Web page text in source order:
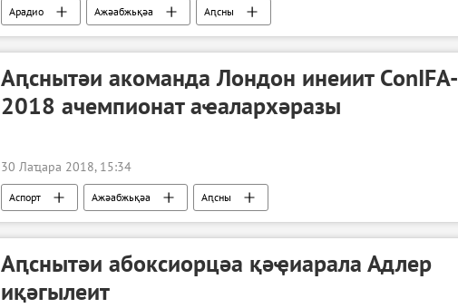
Арадио Ажәабжьқәа Аԥсны
Аԥснытәи акоманда Лондон инеиит ConIFA-
2018 ачемпионат аҽалархәразы
30 Лаҵара 2018, 15:34
Аспорт Ажәабжьқәа Аԥсны
Аԥснытәи абоксиорцәа қәҿиарала Адлер
иқәгылеит